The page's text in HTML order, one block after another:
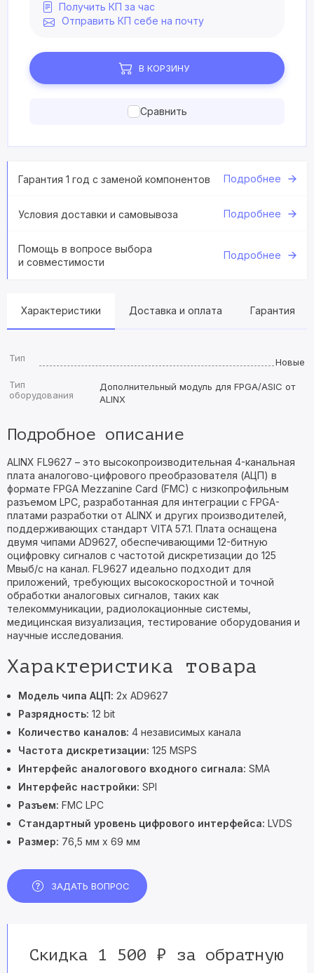
Получить КП за час
Отправить КП себе на почту
В КОРЗИНУ
Сравнить
Гарантия 1 год с заменой компонентов Подробнее
Условия доставки и самовывоза Подробнее
Помощь в вопросе выбора
и совместимости
Подробнее
Характеристики Доставка и оплата Гарантия
Тип
Новые
Тип
оборудования
Дополнительный модуль для FPGA/ASIC от
ALINX
Подробное описание
ALINX FL9627 – это высокопроизводительная 4-канальная
плата аналогово-цифрового преобразователя (АЦП) в
формате FPGA Mezzanine Card (FMC) с низкопрофильным
разъемом LPC, разработанная для интеграции с FPGA-
платами разработки от ALINX и других производителей,
поддерживающих стандарт VITA 57.1. Плата оснащена
двумя чипами AD9627, обеспечивающими 12-битную
оцифровку сигналов с частотой дискретизации до 125
Мвыб/с на канал. FL9627 идеально подходит для
приложений, требующих высокоскоростной и точной
обработки аналоговых сигналов, таких как
телекоммуникации, радиолокационные системы,
медицинская визуализация, тестирование оборудования и
научные исследования.
Характеристика товара
Модель чипа АЦП: 2x AD9627
Разрядность: 12 bit
Количество каналов: 4 независимых канала
Частота дискретизации: 125 MSPS
Интерфейс аналогового входного сигнала: SMA
Интерфейс настройки: SPI
Разъем: FMC LPC
Стандартный уровень цифрового интерфейса: LVDS
Размер: 76,5 мм x 69 мм
ЗАДАТЬ ВОПРОС
Скидка 1 500 ₽ за обратную